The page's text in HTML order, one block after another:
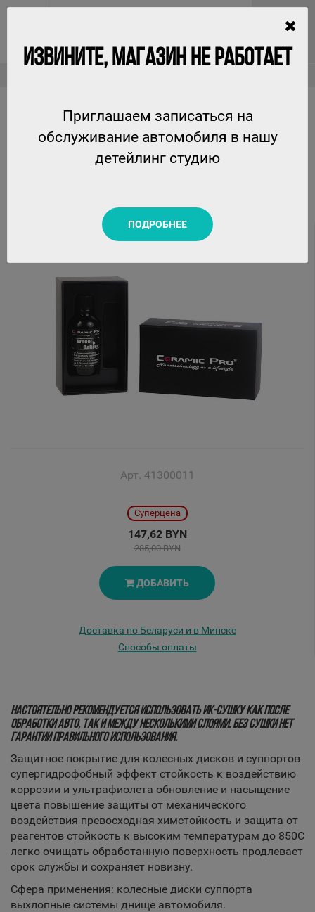
WHEEL & CALIPER - ЗАЩИТНОЕ ПОКРЫТИЕ ДЛЯ
ДИСКОВ CERAMIC PRO, 50МЛ
Арт. 41300011
Суперцена
147,62 BYN
285,00 BYN
ДОБАВИТЬ
Доставка по Беларуси и в Минске
Способы оплаты
НАСТОЯТЕЛЬНО РЕКОМЕНДУЕТСЯ ИСПОЛЬЗОВАТЬ ИК-СУШКУ КАК ПОСЛЕ
ОБРАБОТКИ АВТО, ТАК И МЕЖДУ НЕСКОЛЬКИМИ СЛОЯМИ. БЕЗ СУШКИ НЕТ
ГАРАНТИИ ПРАВИЛЬНОГО ИСПОЛЬЗОВАНИЯ.
Защитное покрытие для колесных дисков и суппортов
супергидрофобный эффект стойкость к воздействию
коррозии и ультрафиолета обновление и насыщение
цвета повышение защиты от механического
воздействия превосходная химстойкость и защита от
реагентов стойкость к высоким температурам до 850C
легко очищать обработанную поверхность продлевает
срок службы и сохраняет новизну.
Сфера применения: колесные диски суппорта
выхлопные системы днище автомобиля.
ИЗВИНИТЕ, МАГАЗИН НЕ РАБОТАЕТ
Приглашаем записаться на
обслуживание автомобиля в нашу
детейлинг студию
ПОДРОБНЕЕ